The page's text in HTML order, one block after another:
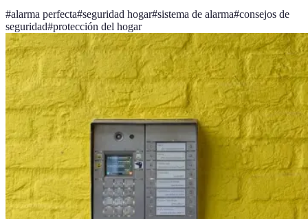
#alarma perfecta#seguridad hogar#sistema de alarma#consejos de
seguridad#protección del hogar